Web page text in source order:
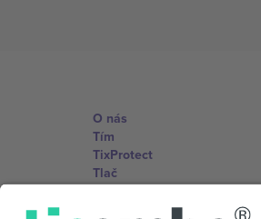
O nás
Tím
TixProtect
Tlač
Zmluvné podmienky
Partnerský program